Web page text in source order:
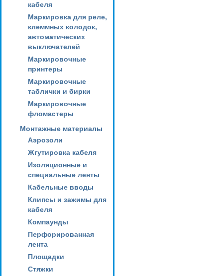
кабеля
Маркировка для реле,
клеммных колодок,
автоматических
выключателей
Маркировочные
принтеры
Маркировочные
таблички и бирки
Маркировочные
фломастеры
Монтажные материалы
Аэрозоли
Жгутировка кабеля
Изоляционные и
специальные ленты
Кабельные вводы
Клипсы и зажимы для
кабеля
Компаунды
Перфорированная
лента
Площадки
Стяжки